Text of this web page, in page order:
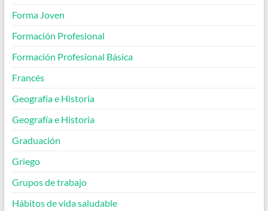
Forma Joven
Formación Profesional
Formación Profesional Básica
Francés
Geografía e Historia
Geografía e Historia
Graduación
Griego
Grupos de trabajo
Hábitos de vida saludable